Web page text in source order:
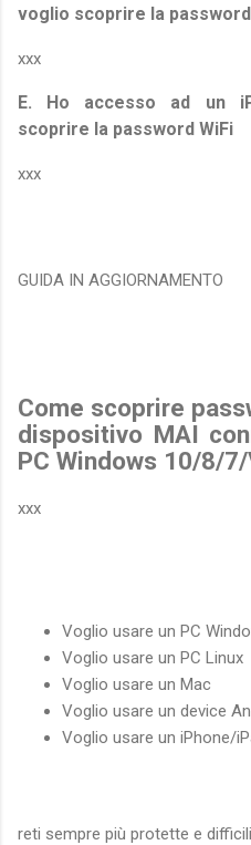
voglio scoprire la
xxx
E. Ho accesso ad un
scoprire la password WiFi
xxx
GUIDA IN AGGIORNAMENTO
Come scoprire
dispositivo MAI
PC Windows 10/8/
xxx
Voglio usare un PC
Voglio usare un PC Linux
Voglio usare un Mac
Voglio usare un device
Voglio usare un iPhone/
reti sempre più protette e